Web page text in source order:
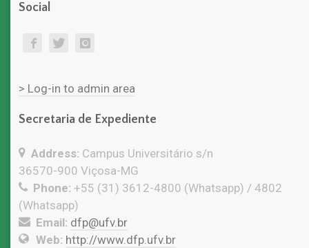
Social
> Log-in to admin area
Secretaria de Expediente
Address: Campus Universitário s/n
36570-900 Viçosa-MG
Phone: +55 (31) 3612-4800 (Whatsapp) / 4802
(Whatsapp)
Email: dfp@ufv.br
Web: http://www.dfp.ufv.br